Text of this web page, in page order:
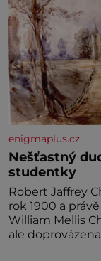
enigmaplus.cz
Nešťastný
studentky
Robert Jaffrey
rok 1900 a
William Mellis
ale